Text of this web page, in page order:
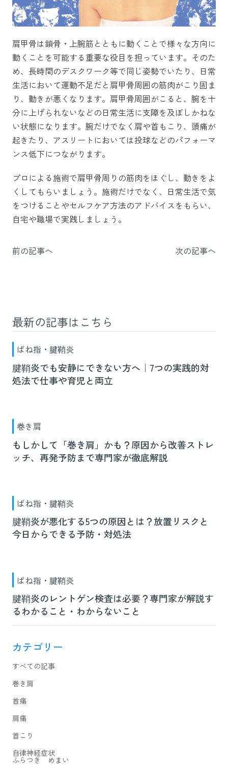
肩甲骨は鎖骨・上腕筋とともに動くことで様々な方向に
動くことを可能する重要な役目を担っています。そのた
め、長時間のデスクワーク等で同じ姿勢でいたり、日常
生活において運動不足だと肩甲骨周囲の筋肉がこり固ま
り、動きが悪くなります。肩甲骨周囲がこると、腕を十
分に上げられないなどの日常生活に支障を及ぼしかねな
い状態になります。腕だけでなく肩や首もこり、頭痛が
起きたり、アスリートにおいては投球などのパフォーマ
ンス低下につながります。
プロによる施術で肩甲骨周りの筋肉をほぐし、動きをよ
くしてもらいましょう。施術だけでなく、日常生活で気
をつけることやセルフケア方法のアドバイスをもらい、
自宅や職場で実践しましょう。
前の記事へ 次の記事へ
最新の記事はこちら
ばね指・腱鞘炎
腱鞘炎でも安静にできない方へ｜7つの実践的対
処法で仕事や育児と両立
巻き肩
もしかして「巻き肩」かも？原因から改善ストレ
ッチ、再発予防まで専門家が徹底解説
ばね指・腱鞘炎
腱鞘炎が悪化する5つの原因とは？放置リスクと
今日からできる予防・対処法
ばね指・腱鞘炎
腱鞘炎のレントゲン検査は必要？専門家が解説す
るわかること・わからないこと
カテゴリー
すべての記事
巻き肩
首痛
肩痛
首こり
自律神経症状
ふらつき めまい